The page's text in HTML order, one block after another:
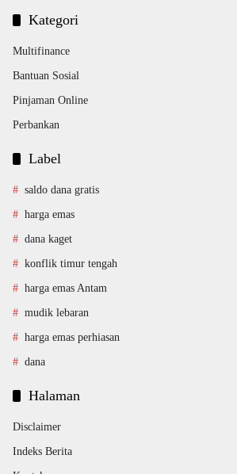
Kategori
Multifinance
Bantuan Sosial
Pinjaman Online
Perbankan
Label
saldo dana gratis
harga emas
dana kaget
konflik timur tengah
harga emas Antam
mudik lebaran
harga emas perhiasan
dana
Halaman
Disclaimer
Indeks Berita